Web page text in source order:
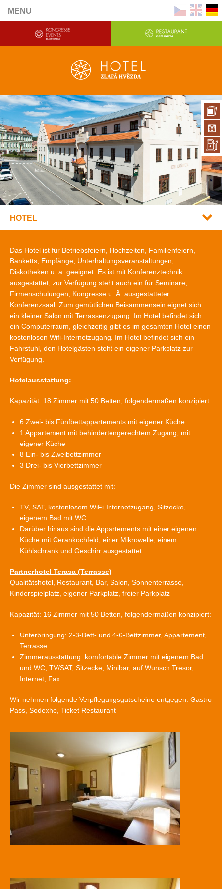
MENU
HOTEL
Das Hotel ist für Betriebsfeiern, Hochzeiten, Familienfeiern,
Banketts, Empfänge, Unterhaltungsveranstaltungen,
Diskotheken u. a. geeignet. Es ist mit Konferenztechnik
ausgestattet, zur Verfügung steht auch ein für Seminare,
Firmenschulungen, Kongresse u. Ä. ausgestatteter
Konferenzsaal. Zum gemütlichen Beisammensein eignet sich
ein kleiner Salon mit Terrassenzugang. Im Hotel befindet sich
ein Computerraum, gleichzeitig gibt es im gesamten Hotel einen
kostenlosen Wifi-Internetzugang. Im Hotel befindet sich ein
Fahrstuhl, den Hotelgästen steht ein eigener Parkplatz zur
Verfügung.
Hotelausstattung:
Kapazität: 18 Zimmer mit 50 Betten, folgendermaßen konzipiert:
6 Zwei- bis Fünfbettappartements mit eigener Küche
1 Appartement mit behindertengerechtem Zugang, mit
eigener Küche
8 Ein- bis Zweibettzimmer
3 Drei- bis Vierbettzimmer
Die Zimmer sind ausgestattet mit:
TV, SAT, kostenlosem WiFi-Internetzugang, Sitzecke,
eigenem Bad mit WC
Darüber hinaus sind die Appartements mit einer eigenen
Küche mit Cerankochfeld, einer Mikrowelle, einem
Kühlschrank und Geschirr ausgestattet
Partnerhotel Terasa (Terrasse)
Qualitätshotel, Restaurant, Bar, Salon, Sonnenterrasse,
Kinderspielplatz, eigener Parkplatz, freier Parkplatz
Kapazität: 16 Zimmer mit 50 Betten, folgendermaßen konzipiert:
Unterbringung: 2-3-Bett- und 4-6-Bettzimmer, Appartement,
Terrasse
Zimmerausstattung: komfortable Zimmer mit eigenem Bad
und WC, TV/SAT, Sitzecke, Minibar, auf Wunsch Tresor,
Internet, Fax
Wir nehmen folgende Verpflegungsgutscheine entgegen: Gastro
Pass, Sodexho, Ticket Restaurant